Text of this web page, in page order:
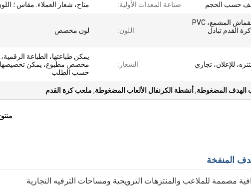
صناعة المعدات الأولية: متاح، شعار العملاء. مقاس ؛
0.55mm PVC القماش المشمع، PVC
القدم تبادل
اللون: لون مخصص
للإعلان، تجاري الشعار:
يمكن طباعتها، الطباعة
مخصص مطبوع، يمكن
حسب الطلب
الهدف المضغوطة, أنشطة الكرنفال الألعاب المضغوطة, ملعب كرة القدم
المنفخة
مصممة للملاعب والمنتزهات الترويجية ومساحات الترفيه التجارية